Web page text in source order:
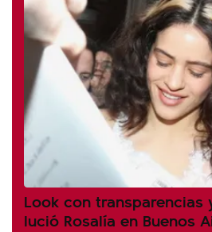
Look con transparencias
lució Rosalía en Buenos